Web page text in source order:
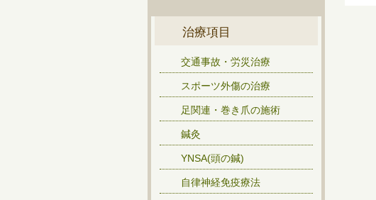
治療項目
交通事故・労災治療
スポーツ外傷の治療
足関連・巻き爪の施術
鍼灸
YNSA(頭の鍼)
自律神経免疫療法